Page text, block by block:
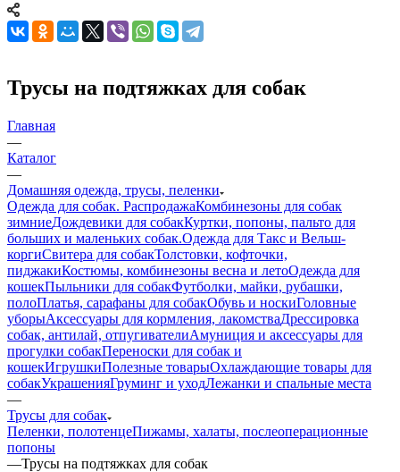
Трусы на подтяжках для собак
Главная
—
Каталог
—
Домашняя одежда, трусы, пеленки
Одежда для собак. РаспродажаКомбинезоны для собак
зимниеДождевики для собакКуртки, попоны, пальто для
больших и маленьких собак.Одежда для Такс и Вельш-
коргиСвитера для собакТолстовки, кофточки,
пиджакиКостюмы, комбинезоны весна и летоОдежда для
кошекПыльники для собакФутболки, майки, рубашки,
полоПлатья, сарафаны для собакОбувь и носкиГоловные
уборыАксессуары для кормления, лакомстваДрессировка
собак, антилай, отпугивателиАмуниция и аксессуары для
прогулки собакПереноски для собак и
кошекИгрушкиПолезные товарыОхлаждающие товары для
собакУкрашенияГруминг и уходЛежанки и спальные места
—
Трусы для собак
Пеленки, полотенцеПижамы, халаты, послеоперационные
попоны
—Трусы на подтяжках для собак